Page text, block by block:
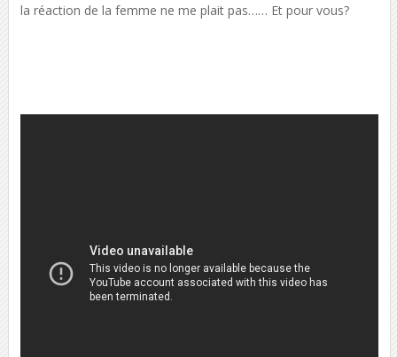
la réaction de la femme ne me plait pas…… Et pour vous?